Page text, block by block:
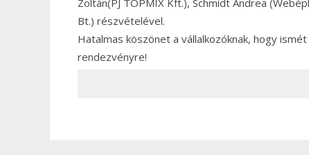
Zoltán(PJ TOPMIX Kft.), Schmidt Andrea
Bt.) részvételével.
Hatalmas köszönet a vállalkozóknak, hogy
rendezvényre!